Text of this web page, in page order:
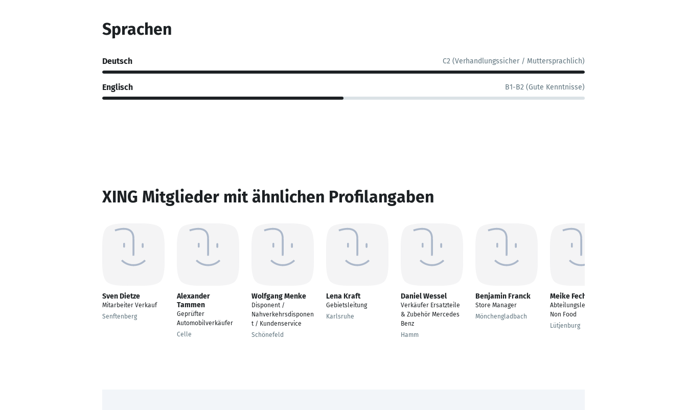
Sprachen
Deutsch C2 (Verhandlungssicher / Muttersprachlich)
Englisch B1-B2 (Gute Kenntnisse)
XING Mitglieder mit ähnlichen Profilangaben
Sven Dietze
Mitarbeiter Verkauf
Senftenberg
Alexander
Tammen
Geprüfter
Automobilverkäufer
Celle
Wolfgang Menke
Disponent /
Nahverkehrsdisponen
t / Kundenservice
Schönefeld
Lena Kraft
Gebietsleitung
Karlsruhe
Daniel Wessel
Verkäufer Ersatzteile
& Zubehör Mercedes
Benz
Hamm
Benjamin Franck
Store Manager
Mönchengladbach
Meike Fechner
Abteilungsleiterin
Non Food
Lütjenburg